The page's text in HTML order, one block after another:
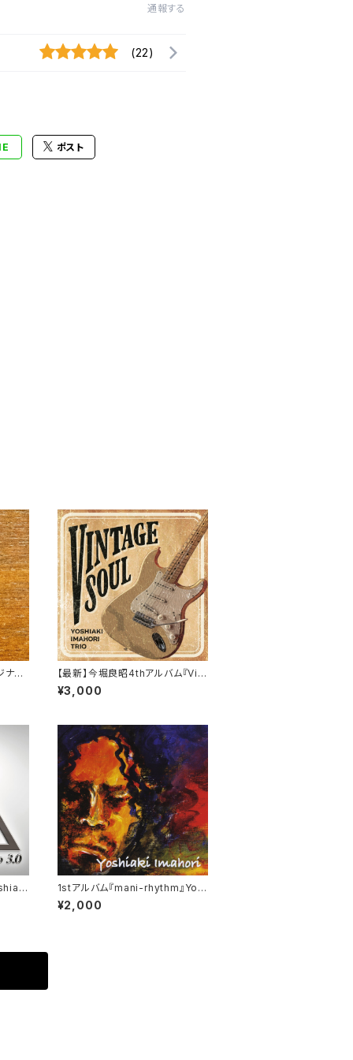
通報する
(22)
ポスト
ナル
【最新】今堀良昭4thアルバム『Vint
age Soul』Yoshiaki Imahori Tr
io
¥3,000
1stアルバム『mani-rhythm』Yos
hiaki Imahori
¥2,000